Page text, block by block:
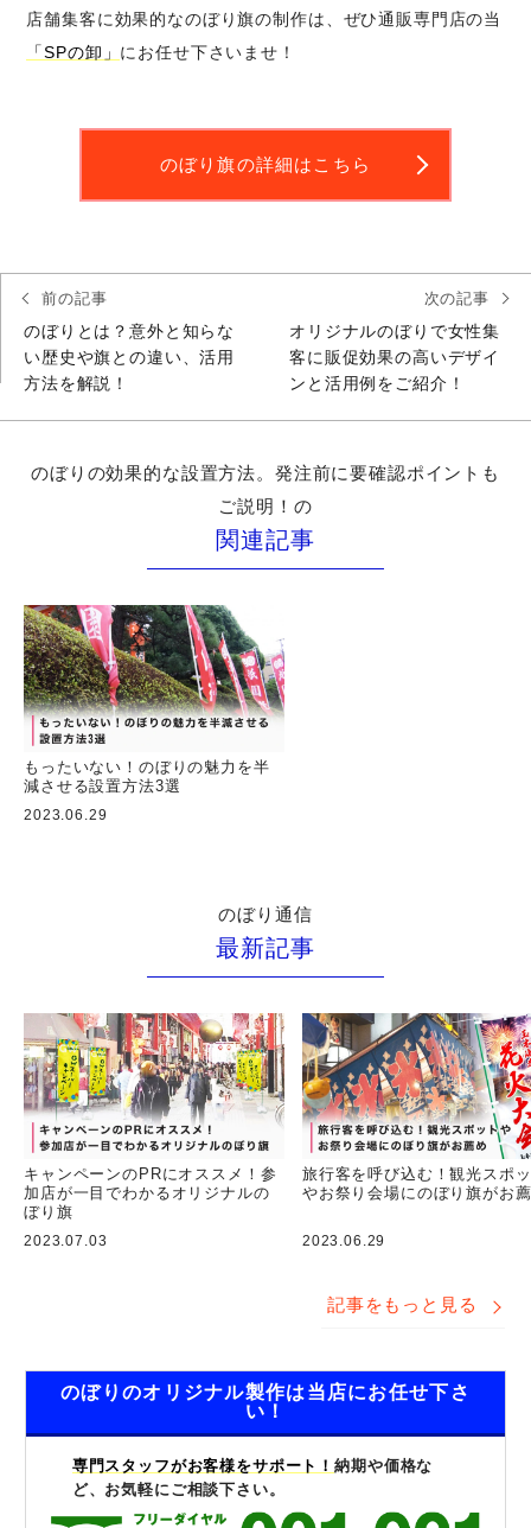
店舗集客に効果的なのぼり旗の制作は、ぜひ通販専門店の当
「SPの卸」 にお任せ下さいませ！
のぼり旗の詳細はこちら
前の記事
のぼりとは？意外と知らな
い歴史や旗との違い、活用
方法を解説！
次の記事
オリジナルのぼりで女性集
客に販促効果の高いデザイ
ンと活用例をご紹介！
のぼりの効果的な設置方法。発注前に要確認ポイントも
ご説明！の
関連記事
もったいない！のぼりの魅力を半
減させる設置方法3選
2023.06.29
のぼり通信
最新記事
キャンペーンのPRにオススメ！参
加店が一目でわかるオリジナルの
ぼり旗
2023.07.03
旅行客を呼び込む！観光スポ
やお祭り会場にのぼり旗がお
2023.06.29
記事をもっと見る
のぼりのオリジナル製作は当店にお任せ下さ
い！
専門スタッフがお客様をサポート！納期や価格な
ど、お気軽にご相談下さい。